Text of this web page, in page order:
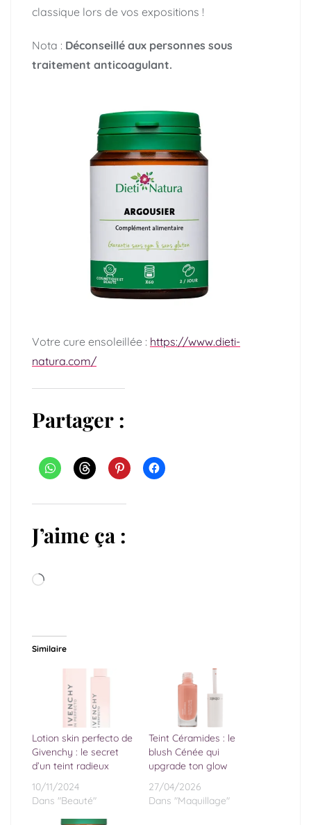
classique lors de vos expositions !
Nota : Déconseillé aux personnes sous
traitement anticoagulant.
Votre cure ensoleillée : https://www.dieti-
natura.com/
Partager :
J’aime ça :
Similaire
Lotion skin perfecto de
Givenchy : le secret
d’un teint radieux
10/11/2024
Dans "Beauté"
Teint Céramides : le
blush Cénée qui
upgrade ton glow
27/04/2026
Dans "Maquillage"